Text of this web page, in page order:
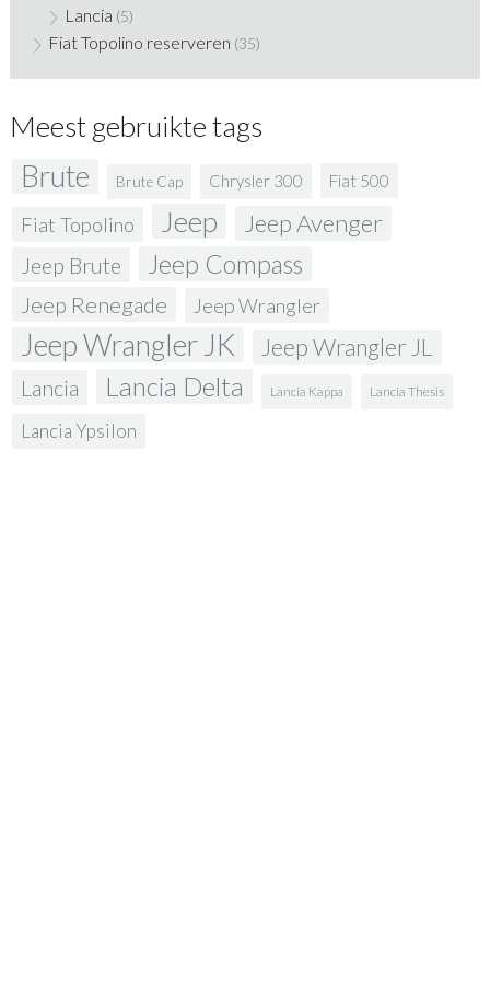
Lancia (5)
Fiat Topolino reserveren (35)
Meest gebruikte tags
Brute Brute Cap Chrysler 300 Fiat 500
Fiat Topolino Jeep Jeep Avenger
Jeep Brute Jeep Compass
Jeep Renegade Jeep Wrangler
Jeep Wrangler JK Jeep Wrangler JL
Lancia Lancia Delta Lancia Kappa Lancia Thesis
Lancia Ypsilon